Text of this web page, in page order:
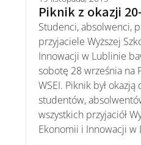
Piknik z okazji
Studenci, absolwenci,
przyjaciele Wyższej
Innowacji w Lublinie
sobotę 28 września na
WSEI. Piknik był
studentów,
wszystkich przyjaciół
Ekonomii i Innowacji w